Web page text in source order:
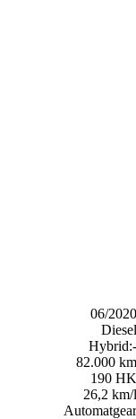
06/2020
Diesel
Hybrid:-
82.000 km
190 HK
26,2 km/l
Automatgear